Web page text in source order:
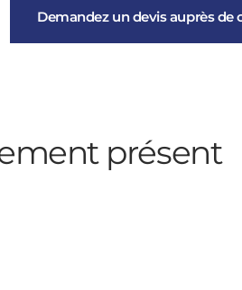
Demandez un devis auprès de
présent